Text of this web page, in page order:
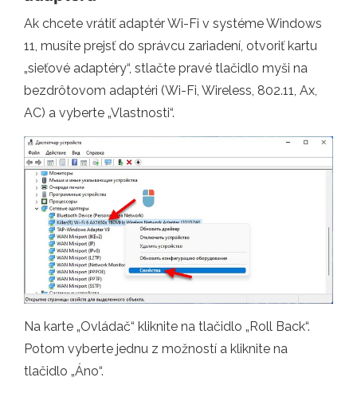
Ak chcete vrátiť adaptér Wi-Fi v systéme Windows
11, musíte prejsť do správcu zariadení, otvoriť kartu
„sieťové adaptéry“, stlačte pravé tlačidlo myši na
bezdrôtovom adaptéri (Wi-Fi, Wireless, 802.11, Ax,
AC) a vyberte „Vlastnosti“.
Na karte „Ovládač“ kliknite na tlačidlo „Roll Back“.
Potom vyberte jednu z možností a kliknite na
tlačidlo „Áno“.